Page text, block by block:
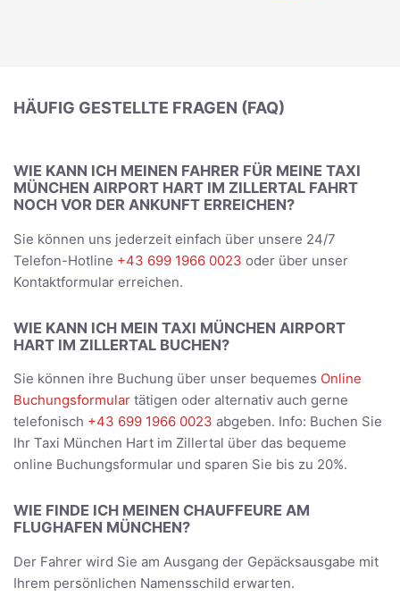
HÄUFIG GESTELLTE FRAGEN (FAQ)
WIE KANN ICH MEINEN FAHRER FÜR MEINE TAXI
MÜNCHEN AIRPORT HART IM ZILLERTAL FAHRT
NOCH VOR DER ANKUNFT ERREICHEN?
Sie können uns jederzeit einfach über unsere 24/7
Telefon-Hotline +43 699 1966 0023 oder über unser
Kontaktformular erreichen.
WIE KANN ICH MEIN TAXI MÜNCHEN AIRPORT
HART IM ZILLERTAL BUCHEN?
Sie können ihre Buchung über unser bequemes Online
Buchungsformular tätigen oder alternativ auch gerne
telefonisch +43 699 1966 0023 abgeben. Info: Buchen Sie
Ihr Taxi München Hart im Zillertal über das bequeme
online Buchungsformular und sparen Sie bis zu 20%.
WIE FINDE ICH MEINEN CHAUFFEURE AM
FLUGHAFEN MÜNCHEN?
Der Fahrer wird Sie am Ausgang der Gepäcksausgabe mit
Ihrem persönlichen Namensschild erwarten.